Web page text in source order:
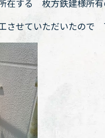
在する 枚方鉄建様所有
させていただいたので